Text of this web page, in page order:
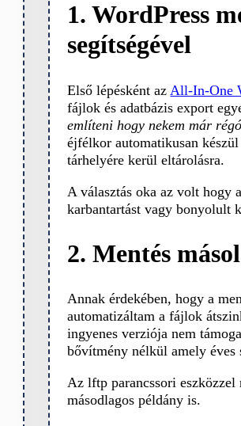
1. WordPress
segítségével
Első lépésként azAll-In-One
fájlok és adatbázis export
említeni hogy nekem már
éjfélkor automatikusan
tárhelyére kerül eltárolásra.
A választás oka az volt hogy
karbantartást vagy bonyolult
2. Mentés
Annak érdekében, hogy a
automatizáltam a fájlok
ingyenes verziója nem
bővítmény nélkül amely
Az lftp parancssori
másodlagos példány is.